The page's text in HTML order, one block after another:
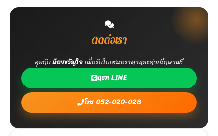
ติดต่อเรา
คุยกับน้องขวัญใจเพื่อรับใบเสนอราคาและคำปรึกษาฟรี
แชท LINE
โทร 052-020-028